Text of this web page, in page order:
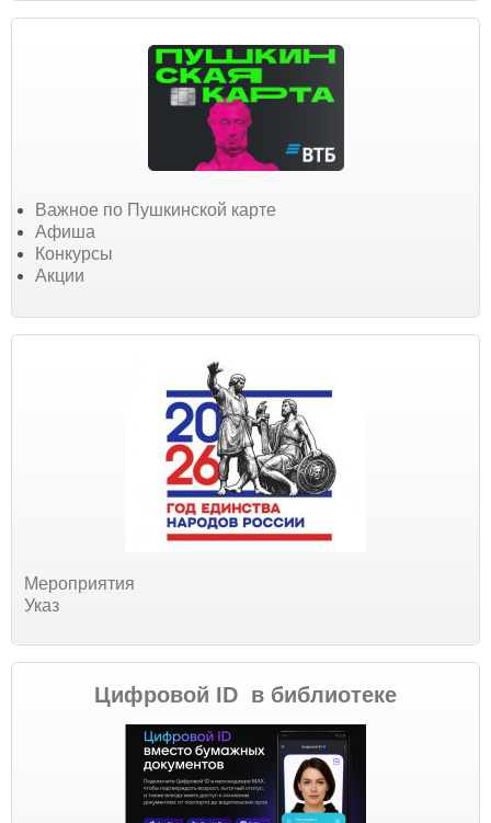
Важное по Пушкинской карте
Афиша
Конкурсы
Акции
Мероприятия
Указ
Цифровой ID в библиотеке